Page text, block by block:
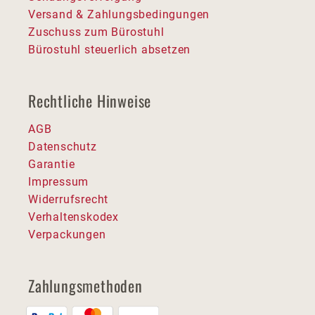
Versand & Zahlungsbedingungen
Zuschuss zum Bürostuhl
Bürostuhl steuerlich absetzen
Rechtliche Hinweise
AGB
Datenschutz
Garantie
Impressum
Widerrufsrecht
Verhaltenskodex
Verpackungen
Zahlungsmethoden